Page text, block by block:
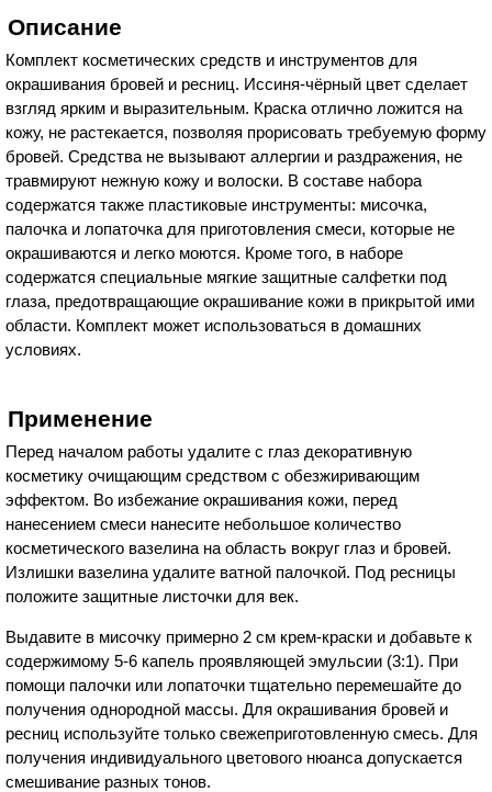
Описание
Комплект косметических средств и инструментов для
окрашивания бровей и ресниц. Иссиня-чёрный цвет сделает
взгляд ярким и выразительным. Краска отлично ложится на
кожу, не растекается, позволяя прорисовать требуемую форму
бровей. Средства не вызывают аллергии и раздражения, не
травмируют нежную кожу и волоски. В составе набора
содержатся также пластиковые инструменты: мисочка,
палочка и лопаточка для приготовления смеси, которые не
окрашиваются и легко моются. Кроме того, в наборе
содержатся специальные мягкие защитные салфетки под
глаза, предотвращающие окрашивание кожи в прикрытой ими
области. Комплект может использоваться в домашних
условиях.
Применение
Перед началом работы удалите с глаз декоративную
косметику очищающим средством с обезжиривающим
эффектом. Во избежание окрашивания кожи, перед
нанесением смеси нанесите небольшое количество
косметического вазелина на область вокруг глаз и бровей.
Излишки вазелина удалите ватной палочкой. Под ресницы
положите защитные листочки для век.
Выдавите в мисочку примерно 2 см крем-краски и добавьте к
содержимому 5-6 капель проявляющей эмульсии (3:1). При
помощи палочки или лопаточки тщательно перемешайте до
получения однородной массы. Для окрашивания бровей и
ресниц используйте только свежеприготовленную смесь. Для
получения индивидуального цветового нюанса допускается
смешивание разных тонов.